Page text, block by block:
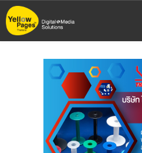
ข้าม
ไป